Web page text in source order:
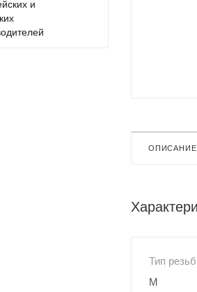
ОПИСАНИЕ
Тип
M
и